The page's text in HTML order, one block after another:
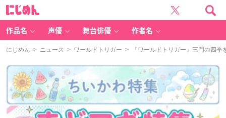
作品名 声優 舞台俳優 作者名
にじめん > ニュース > ワールドトリガー > 『ワールドトリガー』三門の四季